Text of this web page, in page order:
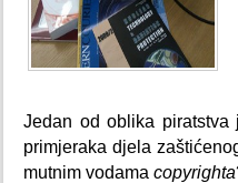
Jedan od oblika
primjeraka djela
mutnim vodama copyrighta